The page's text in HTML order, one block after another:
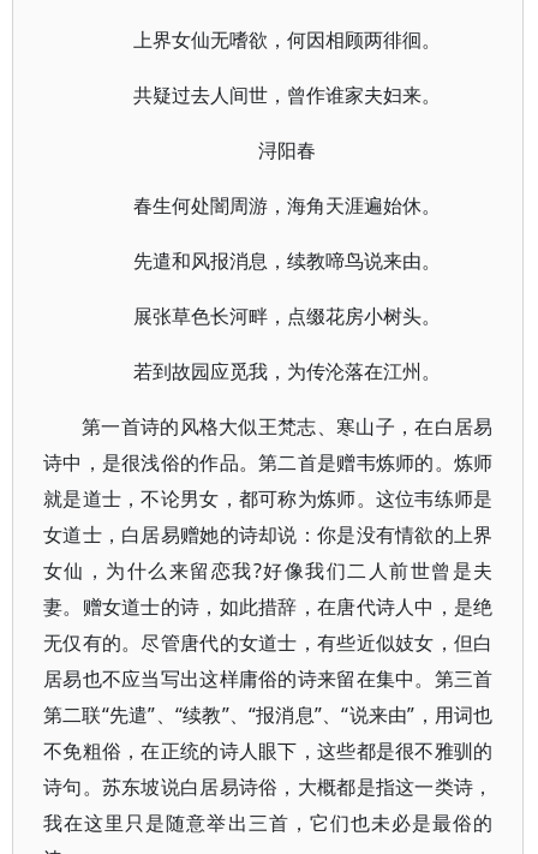
上界女仙无嗜欲，何因相顾两徘徊。
共疑过去人间世，曾作谁家夫妇来。
浔阳春
春生何处闇周游，海角天涯遍始休。
先遣和风报消息，续教啼鸟说来由。
展张草色长河畔，点缀花房小树头。
若到故园应觅我，为传沦落在江州。
第一首诗的风格大似王梵志、寒山子，在白居易
诗中，是很浅俗的作品。第二首是赠韦炼师的。炼师
就是道士，不论男女，都可称为炼师。这位韦练师是
女道士，白居易赠她的诗却说：你是没有情欲的上界
女仙，为什么来留恋我?好像我们二人前世曾是夫
妻。赠女道士的诗，如此措辞，在唐代诗人中，是绝
无仅有的。尽管唐代的女道士，有些近似妓女，但白
居易也不应当写出这样庸俗的诗来留在集中。第三首
第二联“先遣”、“续教”、“报消息”、“说来由”，用词也
不免粗俗，在正统的诗人眼下，这些都是很不雅驯的
诗句。苏东坡说白居易诗俗，大概都是指这一类诗，
我在这里只是随意举出三首，它们也未必是最俗的